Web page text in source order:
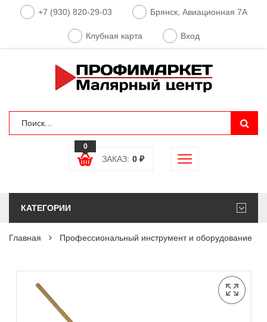
+7 (930) 820-29-03 Брянск, Авиационная 7А
Клубная карта Вход
0
ЗАКАЗ: 0 ₽
КАТЕГОРИИ
Главная Профессиональный инструмент и оборудование